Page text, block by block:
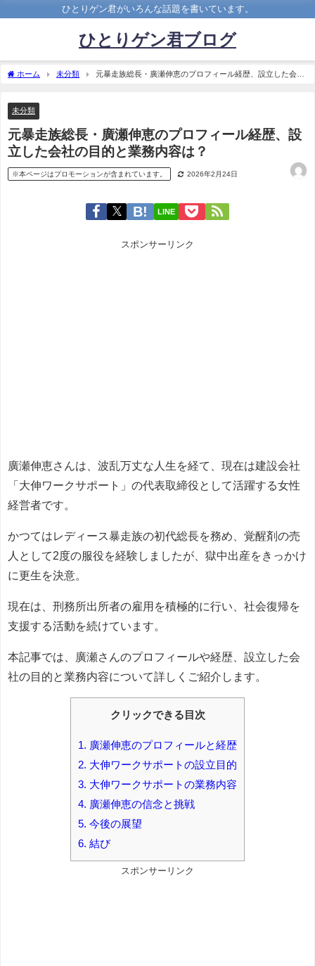
ひとりゲン君がいろんな話題を書いています。
ひとりゲン君ブログ
ホーム 未分類
元暴走族総長・廣瀬伸恵のプロフィール経歴、設立した会社
未分類
元暴走族総長・廣瀬伸恵のプロフィール経歴、設
立した会社の目的と業務内容は？
※本ページはプロモーションが含まれています。 2026年2月24日
LINE
スポンサーリンク
廣瀬伸恵さんは、波乱万丈な人生を経て、現在は建設会社
「大伸ワークサポート」の代表取締役として活躍する女性
経営者です。
かつてはレディース暴走族の初代総長を務め、覚醒剤の売
人として2度の服役を経験しましたが、獄中出産をきっかけ
に更生を決意。
現在は、刑務所出所者の雇用を積極的に行い、社会復帰を
支援する活動を続けています。
本記事では、廣瀬さんのプロフィールや経歴、設立した会
社の目的と業務内容について詳しくご紹介します。
クリックできる目次
1. 廣瀬伸恵のプロフィールと経歴
2. 大伸ワークサポートの設立目的
3. 大伸ワークサポートの業務内容
4. 廣瀬伸恵の信念と挑戦
5. 今後の展望
6. 結び
スポンサーリンク